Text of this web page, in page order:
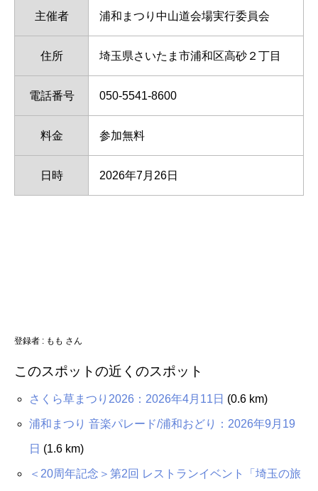
主催者 浦和まつり中山道会場実行委員会
住所 埼玉県さいたま市浦和区高砂２丁目
電話番号 050-5541-8600
料金 参加無料
日時 2026年7月26日
登録者 : もも さん
このスポットの近くのスポット
さくら草まつり2026：2026年4月11日 (0.6 km)
浦和まつり 音楽パレード/浦和おどり：2026年9月19
日 (1.6 km)
＜20周年記念＞第2回 レストランイベント「埼玉の旅